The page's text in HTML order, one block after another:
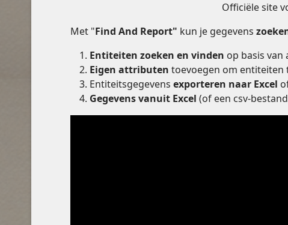
Officiële site
Met "Find And Report" kun je gegevens
Entiteiten zoeken en vinden op basis
Eigen attributen toevoegen om entiteiten
Entiteitsgegevens exporteren naar Excel
Gegevens vanuit Excel (of een csv-